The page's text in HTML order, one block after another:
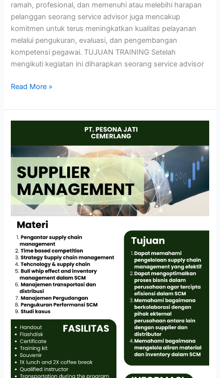
ramah, profesional, dan memenuhi atau melebihi harapan
pelanggan seorang service advisor juga mencakup
komitmen untuk terus meningkatkan kualitas pelayanan
melalui pengukuran, evaluasi, dan pengembangan
kompetensi pegawai. TUJUAN TRAINING Setelah
mengikuti kegiatan ini diharapkan seorang service advisor
Read More »